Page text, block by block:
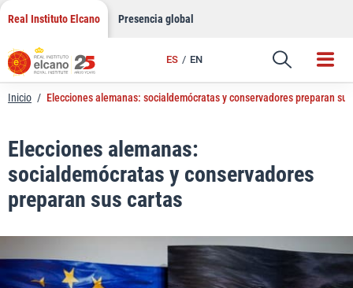
Saltar
contenido
Real Instituto Elcano Presencia global
ES EN
Enlace
Inicio / Elecciones alemanas: socialdemócratas y conservadores preparan
Elecciones alemanas:
socialdemócratas y conservadores
preparan sus cartas